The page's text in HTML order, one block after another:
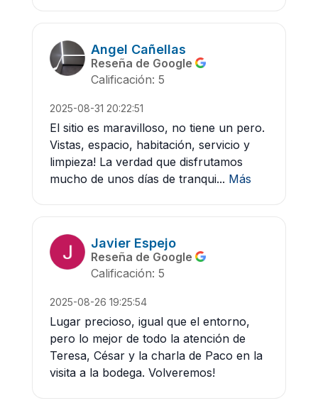
Angel Cañellas
Reseña de Google
Calificación: 5
2025-08-31 20:22:51
El sitio es maravilloso, no tiene un pero.
Vistas, espacio, habitación, servicio y
limpieza! La verdad que disfrutamos
mucho de unos días de tranqui... Más
Javier Espejo
Reseña de Google
Calificación: 5
2025-08-26 19:25:54
Lugar precioso, igual que el entorno,
pero lo mejor de todo la atención de
Teresa, César y la charla de Paco en la
visita a la bodega. Volveremos!